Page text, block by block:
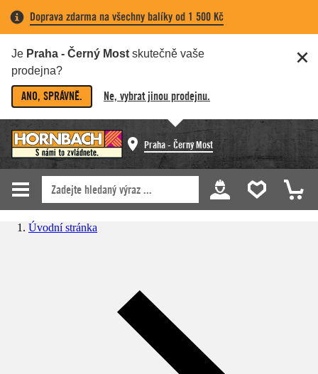
Doprava zdarma na všechny balíky od 1 500 Kč
Je Praha - Černý Most skutečně vaše
prodejna?
ANO, SPRÁVNĚ. Ne, vybrat jinou prodejnu.
Praha - Černý Most
Úvodní stránka